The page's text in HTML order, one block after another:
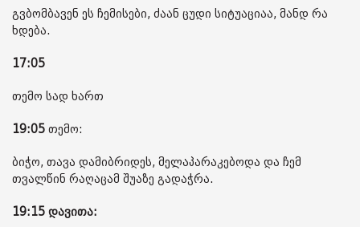
გვბომბავენ ეს ჩემისები, ძაან ცუდი სიტუაციაა, მანდ რა
ხდება.
17:05
თემო სად ხართ
19:05 თემო:
ბიჭო, თავა დამიბრიდეს, მელაპარაკებოდა და ჩემ
თვალწინ რაღაცამ შუაზე გადაჭრა.
19:15 დავითა: